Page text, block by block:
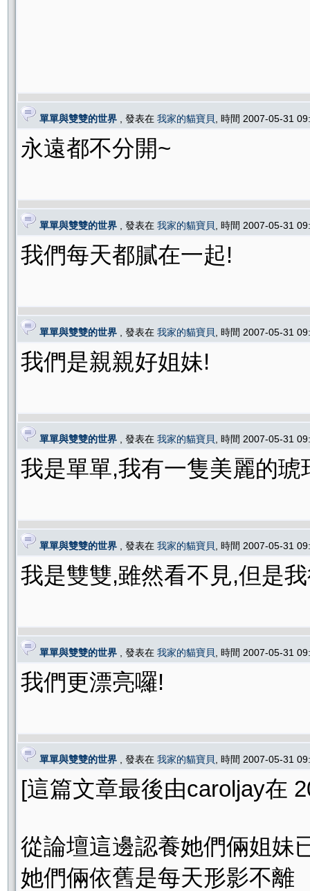
單單與雙雙的世界 , 發表在 我家的貓寶貝 , 時間 2007-05-31
永遠都不分開~
單單與雙雙的世界 , 發表在 我家的貓寶貝 , 時間 2007-05-31
我們每天都膩在一起!
單單與雙雙的世界 , 發表在 我家的貓寶貝 , 時間 2007-05-31
我們是親親好姐妹!
單單與雙雙的世界 , 發表在 我家的貓寶貝 , 時間 2007-05-31
我是單單,我有一隻美麗的琥
單單與雙雙的世界 , 發表在 我家的貓寶貝 , 時間 2007-05-31
我是雙雙,雖然看不見,但是
單單與雙雙的世界 , 發表在 我家的貓寶貝 , 時間 2007-05-31
我們更漂亮囉!
單單與雙雙的世界 , 發表在 我家的貓寶貝 , 時間 2007-05-31
[這篇文章最後由caroljay在
從論壇這邊認養她們倆姐妹
她們倆依舊是每天形影不離